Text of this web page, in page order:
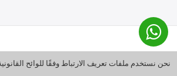
نحن نستخدم ملفات تعريف الارتباط وفقًا للوائح